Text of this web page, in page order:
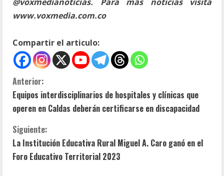
www.voxmedia.com.co
Compartir el articulo:
S
i
g
u
Anterior:
Equipos interdisciplinarios de hospitales y clínicas que
operen en Caldas deberán certificarse en discapacidad
Siguiente:
La Institución Educativa Rural Miguel A. Caro ganó en el
Foro Educativo Territorial 2023